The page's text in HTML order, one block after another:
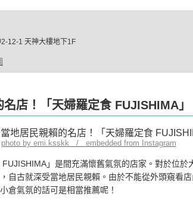
12-1 天神大樓地下1F
店！「天婦羅定食 FUJISHIMA」
photo by emi.ksskk / embedded from Instagram
」是間充滿懷舊氣氛的店家。對於位於
自古就深受當地居民親賴。由於不能從外頭窺看
倉氣氛的話可是相當推薦呢！